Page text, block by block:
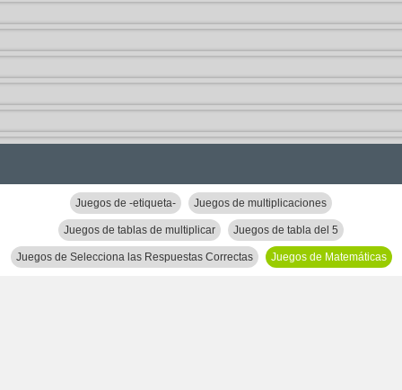
Juegos de -etiqueta- Juegos de multiplicaciones
Juegos de tablas de multiplicar Juegos de tabla del 5
Juegos de Selecciona las Respuestas Correctas Juegos de Matemáticas